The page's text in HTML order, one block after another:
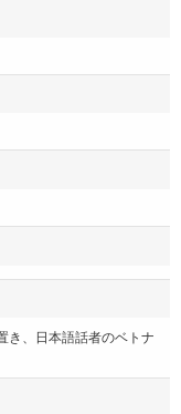
き、日本語話者のベトナ